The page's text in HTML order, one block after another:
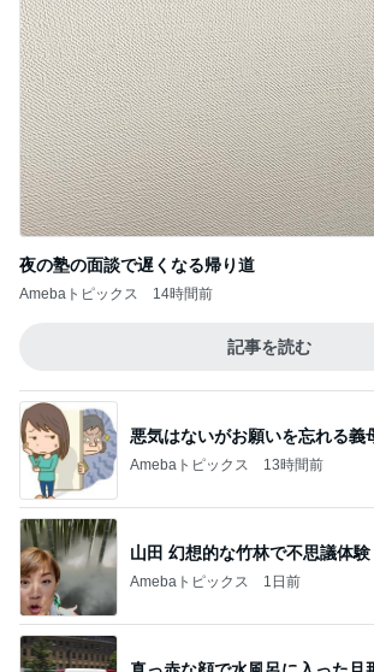
夜の塾の面談で遅くなる帰り道
Amebaトピックス 14時間前
記事を読む
Amebaトピックス 13時間前
山田 幻想的な竹林で不思議体験
Amebaトピックス 1日前
真っ赤な顔で水風呂に入った旦那
Amebaトピックス 21時間前